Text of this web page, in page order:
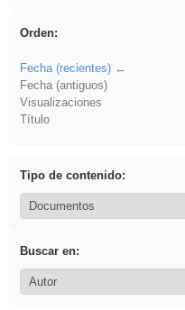
Orden:
Fecha (recientes)
Fecha (antiguos)
Visualizaciones
Título
Tipo de contenido:
Buscar en: